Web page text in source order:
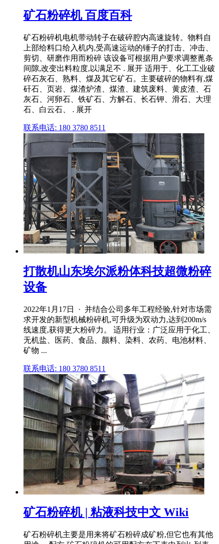
矿石粉碎机 百度百科
矿石粉碎机电机带动转子在破碎腔内高速旋转。物料自
上部给料口给入机内,受高速运动的锤子的打击、冲击、
剪切、研磨作用而粉碎 该设备可根据用户要求调整蓖条
间隙,改变出料粒度,以满足不 . 展开 适用于、化工工业破
碎石灰石、熟料、煤及其它矿石。主要破碎的物料有,煤
矸石、页岩、煤渣炉渣、煤渣、建筑废料、黄皮渣、石
灰石、河卵石、铁矿石、方解石、长石钾、滑石、大理
石、白云石、 . 展开
联系电话: 180 3780 8511
打散机山东埃尔派粉体科技超微粉碎
设备
2022年1月17日 · 并结合公司多年工程经验,针对市场需
求开发的新型机械粉碎机,可升级为双动力,达到200m/s
线速度,获得更大粉碎力。 适用行业：广泛应用于化工、
无机盐、医药、食品、颜料、染料、农药、电池材料、
矿物 ...
联系电话: 180 3780 8511
矿石粉碎机 | 粘液科技中文 Wiki
矿石粉碎机主要是用来将矿石粉碎成矿粉,但它也有其他